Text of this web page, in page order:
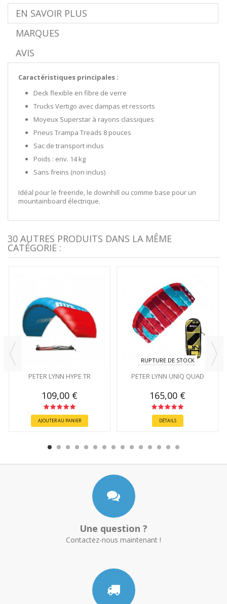
EN SAVOIR PLUS
MARQUES
AVIS
Caractéristiques principales :
Deck flexible en fibre de verre
Trucks Vertigo avec dampas et ressorts
Moyeux Superstar à rayons classiques
Pneus Trampa Treads 8 pouces
Sac de transport inclus
Poids : env. 14 kg
Sans freins (non inclus)
Idéal pour le freeride, le downhill ou comme base pour un
mountainboard électrique.
30 AUTRES PRODUITS DANS LA MÊME
CATÉGORIE :
PETER LYNN HYPE TR
109,00 €
AJOUTER AU PANIER
RUPTURE DE STOCK
PETER LYNN UNIQ QUAD
165,00 €
DÉTAILS
Une question ?
Contactez-nous maintenant !